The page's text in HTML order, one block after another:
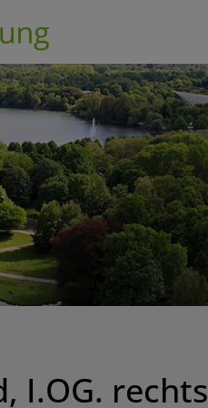
I.OG. rechts